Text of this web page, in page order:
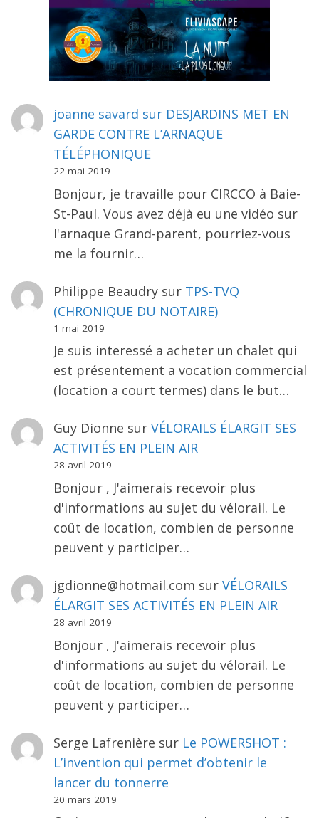
joanne savard sur DESJARDINS MET EN
GARDE CONTRE L’ARNAQUE
TÉLÉPHONIQUE
22 mai 2019
Bonjour, je travaille pour CIRCCO à Baie-
St-Paul. Vous avez déjà eu une vidéo sur
l'arnaque Grand-parent, pourriez-vous
me la fournir…
Philippe Beaudrysur TPS-TVQ
(CHRONIQUE DU NOTAIRE)
1 mai 2019
Je suis interessé a acheter un chalet qui
est présentement a vocation commercial
(location a court termes) dans le but…
Guy Dionne sur VÉLORAILS ÉLARGIT SES
ACTIVITÉS EN PLEIN AIR
28 avril 2019
Bonjour , J'aimerais recevoir plus
d'informations au sujet du vélorail. Le
coût de location, combien de personne
peuvent y participer…
jgdionne@hotmail.com sur VÉLORAILS
ÉLARGIT SES ACTIVITÉS EN PLEIN AIR
28 avril 2019
Bonjour , J'aimerais recevoir plus
d'informations au sujet du vélorail. Le
coût de location, combien de personne
peuvent y participer…
Serge Lafrenière sur Le POWERSHOT :
L’invention qui permet d’obtenir le
lancer du tonnerre
20 mars 2019